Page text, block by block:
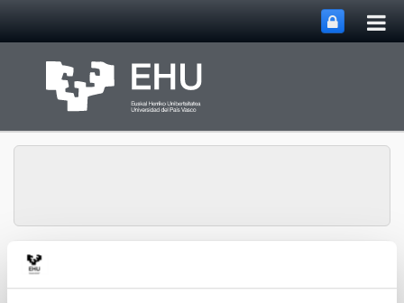
Dialogue 2025
MenúAbrir/cerrar